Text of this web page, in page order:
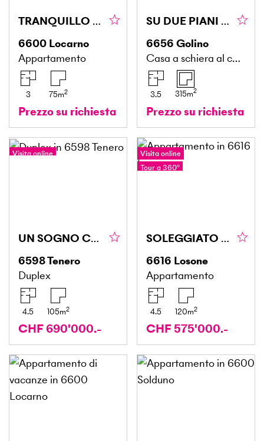
TRANQUILLO CON PISCINA E SPLENDIDA VISTA LAGO
6600 Locarno
Appartamento
3 75m2
Prezzo su richiesta
SU DUE PIANI CON CORTILE ANCHE SECONDARIA
6656 Golino
Casa a schiera al centro
3.5 315m2
Prezzo su richiesta
Visita online
UN SOGNO CON VISTA SUL LAGO ED UN BEL GIARDINO
6598Tenero
Duplex
4.5 105m2
CHF 690'000.-
Visita online
Tour a 360°
SOLEGGIATO E SPAZIOSO DUPLEX
6616 Losone
Appartamento
4.5 120m2
CHF 575'000.-